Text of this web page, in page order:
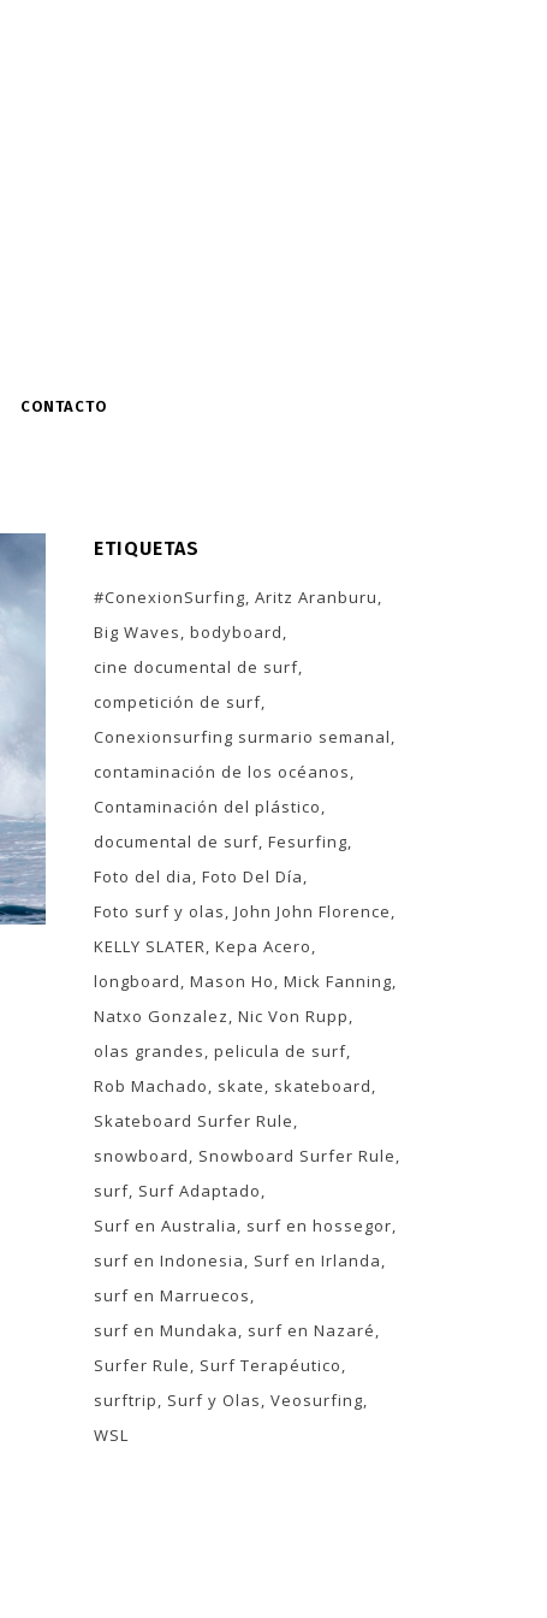
CONTACTO
ETIQUETAS
#ConexionSurfing Aritz Aranburu
Big Waves bodyboard
cine documental de surf
competición de surf
Conexionsurfing surmario semanal
contaminación de los océanos
Contaminación del plástico
documental de surf Fesurfing
Foto del dia Foto Del Día
Foto surf y olas John John Florence
KELLY SLATER Kepa Acero
longboard Mason Ho Mick Fanning
Natxo Gonzalez Nic Von Rupp
olas grandes pelicula de surf
Rob Machado
skate
skateboard
Skateboard Surfer Rule
snowboard
Snowboard Surfer Rule
surf Surf Adaptado
Surf en Australia
surf en hossegor
surf en Indonesia
Surf en Irlanda
surf en Marruecos
surf en Mundaka
surf en Nazaré
Surfer Rule
Surf Terapéutico
surftrip
Surf y Olas Veosurfing
WSL